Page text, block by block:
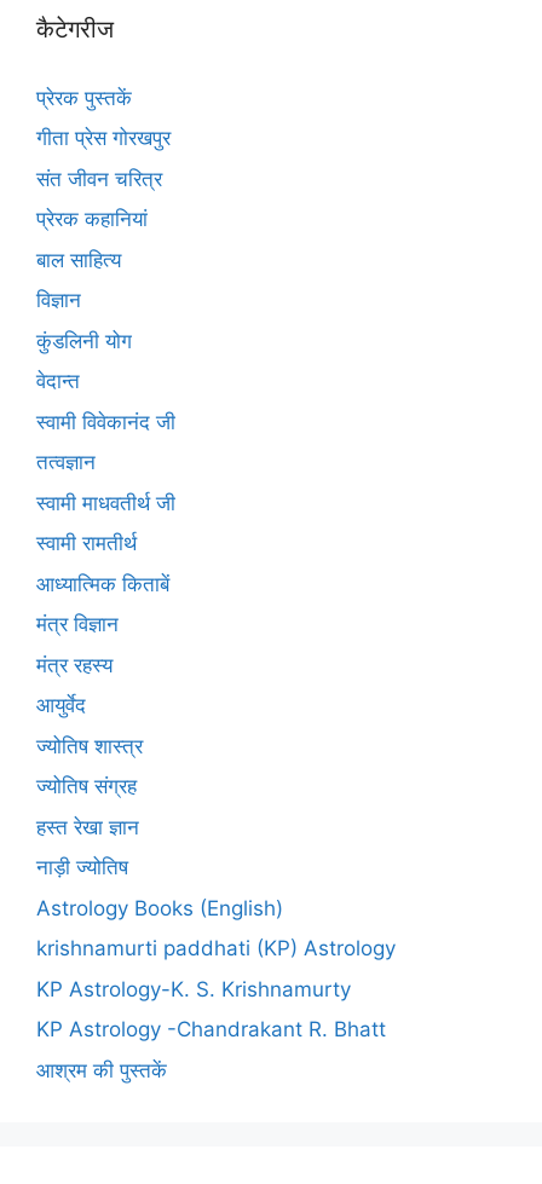
कैटेगरीज
प्रेरक पुस्तकें
गीता प्रेस गोरखपुर
संत जीवन चरित्र
प्रेरक कहानियां
बाल साहित्य
विज्ञान
कुंडलिनी योग
वेदान्त
स्वामी विवेकानंद जी
तत्वज्ञान
स्वामी माधवतीर्थ जी
स्वामी रामतीर्थ
आध्यात्मिक किताबें
मंत्र विज्ञान
मंत्र रहस्य
आयुर्वेद
ज्योतिष शास्त्र
ज्योतिष संग्रह
हस्त रेखा ज्ञान
नाड़ी ज्योतिष
Astrology Books (English)
krishnamurti paddhati (KP) Astrology
KP Astrology-K. S. Krishnamurty
KP Astrology -Chandrakant R. Bhatt
आश्रम की पुस्तकें